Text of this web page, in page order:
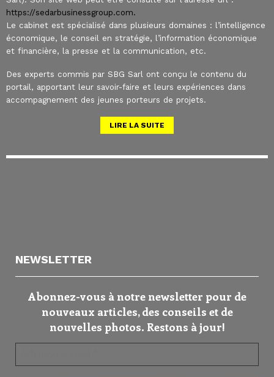
https://sedarbusinessgroup.com.
Le cabinet est spécialisé dans plusieurs domaines : l’intelligence
économique, le conseil en stratégie, l’information économique
et financière, la presse et la communication, etc.
Des experts commis par SBG Sarl ont conçu le contenu du
portail, apportant leur savoir-faire et leurs expériences dans
accompagnement des jeunes porteurs de projets.
LIRE LA SUITE
NEWSLETTER
Abonnez-vous à notre newsletter pour de
nouveaux articles, des conseils et de
nouvelles photos. Restons à jour!